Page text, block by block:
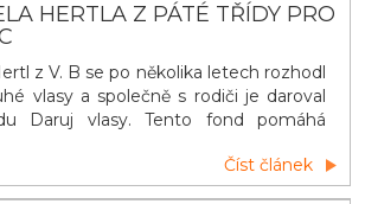
HERTLA Z PÁTÉ TŘÍDY PRO
z V. B se po několika letech rozhodl
vlasy a společně s rodiči je daroval
Daruj vlasy. Tento fond pomáhá
vlasů vznikají paruky, které
období alespoň trochu vrátit
Číst článek